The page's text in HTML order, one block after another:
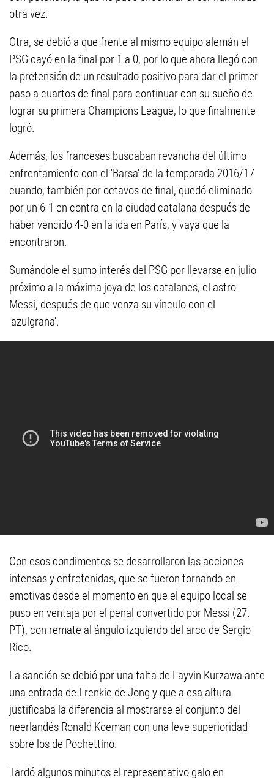
otra vez.
Otra, se debió a que frente al mismo equipo alemán el
PSG cayó en la final por 1 a 0, por lo que ahora llegó con
la pretensión de un resultado positivo para dar el primer
paso a cuartos de final para continuar con su sueño de
lograr su primera Champions League, lo que finalmente
logró.
Además, los franceses buscaban revancha del último
enfrentamiento con el 'Barsa' de la temporada 2016/17
cuando, también por octavos de final, quedó eliminado
por un 6-1 en contra en la ciudad catalana después de
haber vencido 4-0 en la ida en París, y vaya que la
encontraron.
Sumándole el sumo interés del PSG por llevarse en julio
próximo a la máxima joya de los catalanes, el astro
Messi, después de que venza su vínculo con el
'azulgrana'.
Con esos condimentos se desarrollaron las acciones
intensas y entretenidas, que se fueron tornando en
emotivas desde el momento en que el equipo local se
puso en ventaja por el penal convertido por Messi (27.
PT), con remate al ángulo izquierdo del arco de Sergio
Rico.
La sanción se debió por una falta de Layvin Kurzawa ante
una entrada de Frenkie de Jong y que a esa altura
justificaba la diferencia al mostrarse el conjunto del
neerlandés Ronald Koeman con una leve superioridad
sobre los de Pochettino.
Tardó algunos minutos el representativo galo en